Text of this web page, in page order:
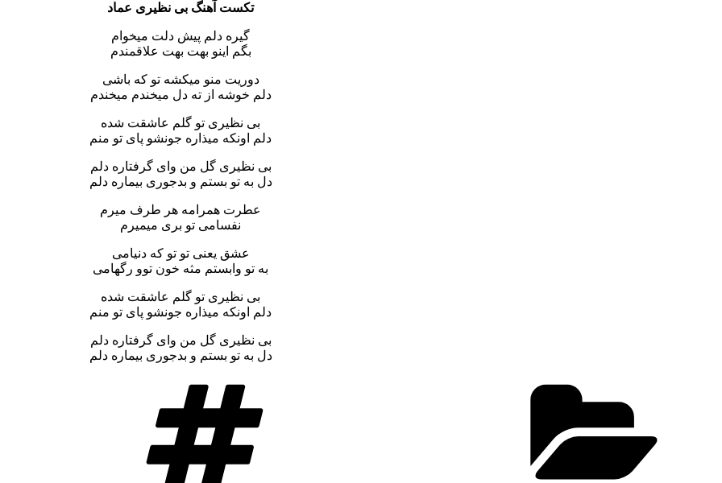
تکست آهنگ بی نظیری عماد
گیره دلم پیش دلت میخوام
بگم اینو بهت بهت علاقمندم
دوریت منو میکشه تو که باشی
دلم خوشه از ته دل میخندم میخندم
بی نظیری تو گلم عاشقت شده
دلم اونکه میذاره جونشو پای تو منم
بی نظیری گل من وای گرفتاره دلم
دل به تو بستم و بدجوری بیماره دلم
عطرت همرامه هر طرف میرم
نفسامی تو بری میمیرم
عشق یعنی تو تو که دنیامی
به تو وابستم مثه خون توو رگهامی
بی نظیری تو گلم عاشقت شده
دلم اونکه میذاره جونشو پای تو منم
بی نظیری گل من وای گرفتاره دلم
دل به تو بستم و بدجوری بیماره دلم